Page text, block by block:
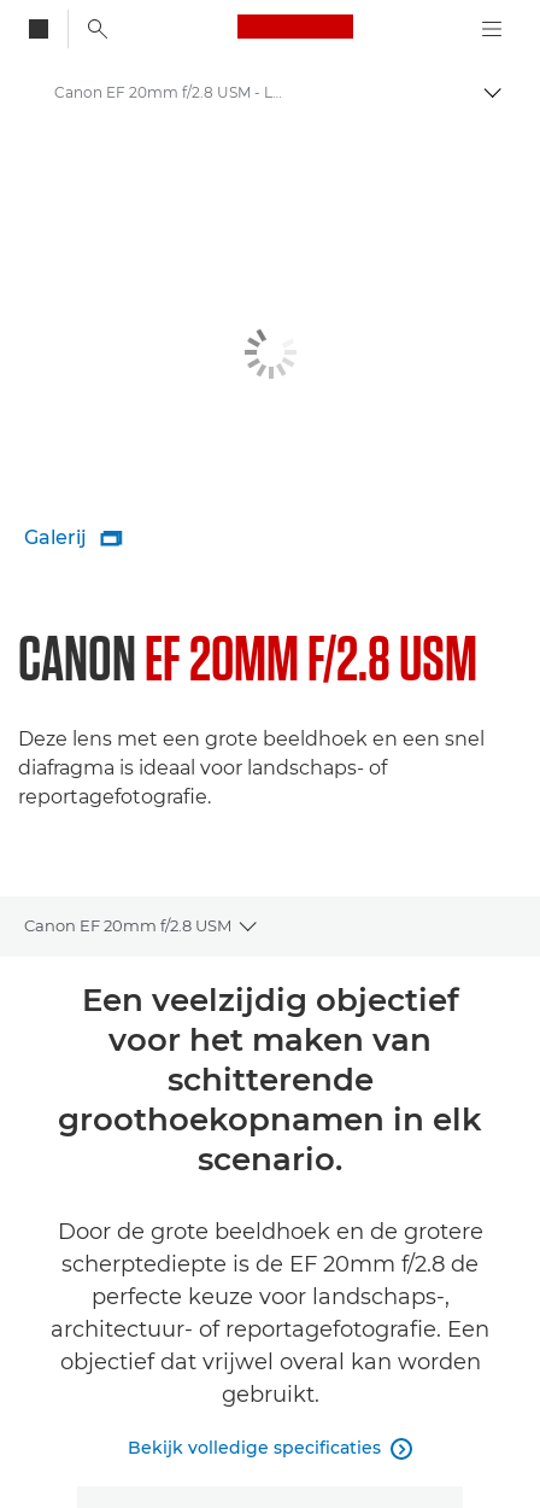
Canon Logo, back
Canon EF 20mm f/2.8 USM - Lenses - Camera & Photo lenses
Galerij 
CANONEF 20MM F/2.8 USM
Deze lens met een grote beeldhoek en een snel
diafragma is ideaal voor landschaps- of
reportagefotografie.
Canon EF 20mm f/2.8 USM
Toggle breadcrumbs
Overzicht
Specificaties
Een veelzijdig objectief
voor het maken van
schitterende
groothoekopnamen in elk
scenario.
Door de grote beeldhoek en de grotere
scherptediepte is de EF 20mm f/2.8 de
perfecte keuze voor landschaps-,
architectuur- of reportagefotografie. Een
objectief dat vrijwel overal kan worden
gebruikt.
Bekijk volledige specificaties 